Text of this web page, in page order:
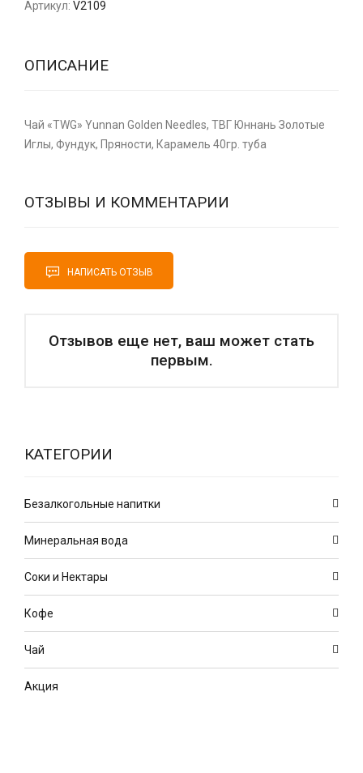
Артикул: V2109
ОПИСАНИЕ
Чай «TWG» Yunnan Golden Needles, ТВГ Юннань Золотые
Иглы, Фундук, Пряности, Карамель 40гр. туба
ОТЗЫВЫ И КОММЕНТАРИИ
НАПИСАТЬ ОТЗЫВ
Отзывов еще нет, ваш может стать
первым.
КАТЕГОРИИ
Безалкогольные напитки
Минеральная вода
Соки и Нектары
Кофе
Чай
Акция